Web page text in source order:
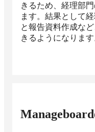
きるため、経理部
ます。結果として
と報告資料作成な
きるようになります
Manageboard